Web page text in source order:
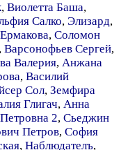
, Виолетта Баша,
Салко, Элизард,
, Соломон
, Варсонофьев Сергей,
Валерия, Анжана
, Василий
Сол, Земфира
Глигач, Анна
Петровна 2, Сьеджин
Петров, София
, Наблюдателъ,